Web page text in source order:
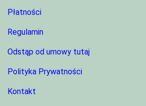
Płatności
Regulamin
Odstąp od umowy tutaj
Polityka Prywatności
Kontakt